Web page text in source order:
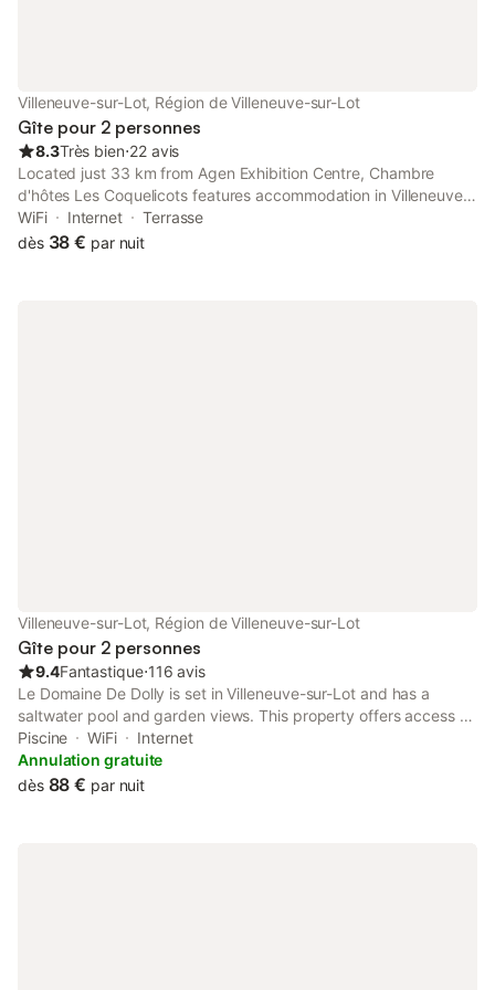
Villeneuve-sur-Lot, Région de Villeneuve-sur-Lot
Gîte pour 2 personnes
8.3Très bien⋅22 avis
Located just 33 km from Agen Exhibition Centre, Chambre
d'hôtes Les Coquelicots features accommodation in Villeneuve-
sur-Lot with access to a garden, barbecue facilities, as well as a
housekeeping service.
WiFi Internet
Terrasse
dès 38 € par nuit
Villeneuve-sur-Lot, Région de Villeneuve-sur-Lot
Gîte pour 2 personnes
9.4Fantastique⋅116 avis
Le Domaine De Dolly is set in Villeneuve-sur-Lot and has a
saltwater pool and garden views. This property offers access to
a terrace, free private parking and free WiFi. Outdoor seating
allows guests to enjoy the fresh air.
Piscine WiFi
Internet
Annulation gratuite
dès 88 € par nuit